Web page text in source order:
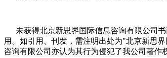
未获得北京新思界国际信息咨询有限公司
用。如引用、刊发，需注明出处为"北京新思
咨询有限公司亦认为其行为侵犯了我公司著作